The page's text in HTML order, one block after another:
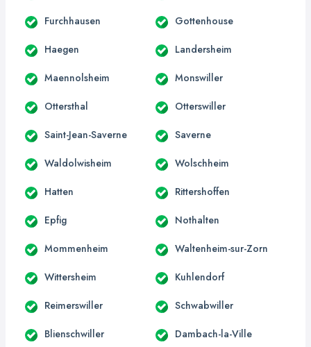
Furchhausen Gottenhouse
Haegen Landersheim
Maennolsheim Monswiller
Ottersthal Otterswiller
Saint-Jean-Saverne Saverne
Waldolwisheim Wolschheim
Hatten Rittershoffen
Epfig Nothalten
Mommenheim Waltenheim-sur-Zorn
Wittersheim Kuhlendorf
Reimerswiller Schwabwiller
Blienschwiller Dambach-la-Ville